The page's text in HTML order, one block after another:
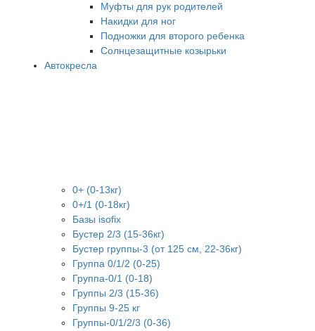
Муфты для рук родителей
Накидки для ног
Подножки для второго ребенка
Солнцезащитные козырьки
Автокресла
0+ (0-13кг)
0+/1 (0-18кг)
Базы isofix
Бустер 2/3 (15-36кг)
Бустер группы-3 (от 125 см, 22-36кг)
Группа 0/1/2 (0-25)
Группа-0/1 (0-18)
Группы 2/3 (15-36)
Группы 9-25 кг
Группы-0/1/2/3 (0-36)